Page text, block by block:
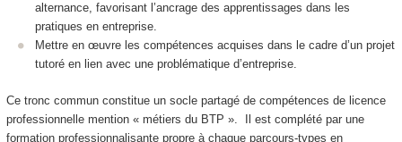
alternance, favorisant l’ancrage des apprentissages dans les
pratiques en entreprise.
Mettre en œuvre les compétences acquises dans le cadre d’un projet
tutoré en lien avec une problématique d’entreprise.
Ce tronc commun constitue un socle partagé de compétences de licence
professionnelle mention « métiers du BTP ». Il est complété par une
formation professionnalisante propre à chaque parcours-types en